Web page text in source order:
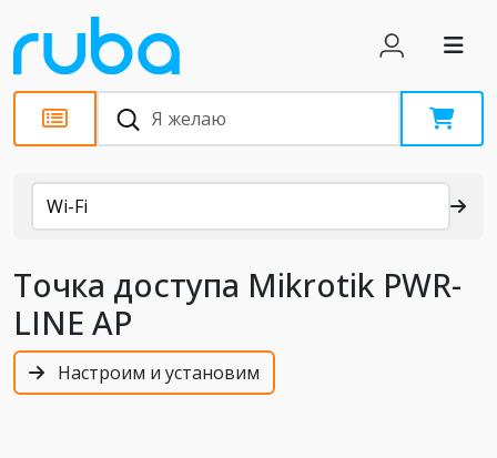
Каталог
Wi-Fi
Точка доступа Mikrotik PWR-
LINE AP
Настроим и установим